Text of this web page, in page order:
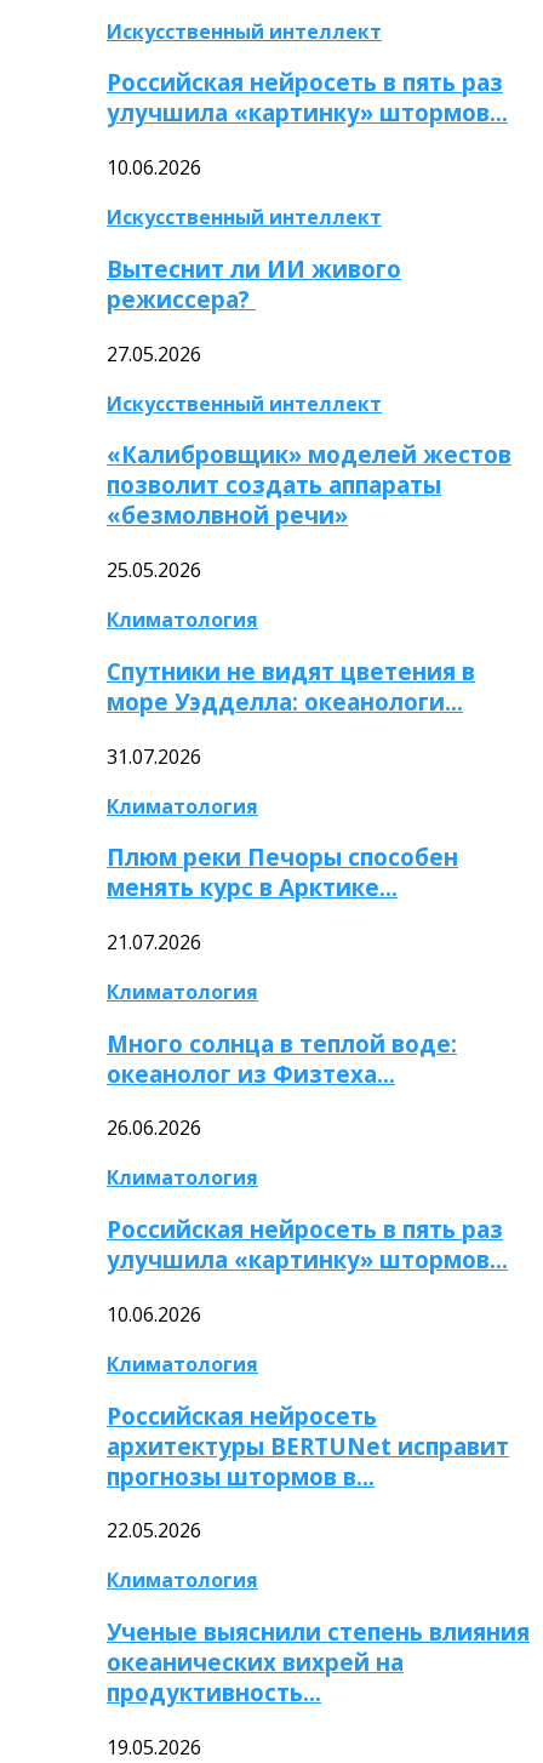
Искусственный интеллект
Российская нейросеть в пять раз
улучшила «картинку» штормов…
10.06.2026
Искусственный интеллект
Вытеснит ли ИИ живого
режиссера?
27.05.2026
Искусственный интеллект
«Калибровщик» моделей жестов
позволит создать аппараты
«безмолвной речи»
25.05.2026
Климатология
Спутники не видят цветения в
море Уэдделла: океанологи…
31.07.2026
Климатология
Плюм реки Печоры способен
менять курс в Арктике…
21.07.2026
Климатология
Много солнца в теплой воде:
океанолог из Физтеха…
26.06.2026
Климатология
Российская нейросеть в пять раз
улучшила «картинку» штормов…
10.06.2026
Климатология
Российская нейросеть
архитектуры BERTUNet исправит
прогнозы штормов в…
22.05.2026
Климатология
Ученые выяснили степень влияния
океанических вихрей на
продуктивность…
19.05.2026